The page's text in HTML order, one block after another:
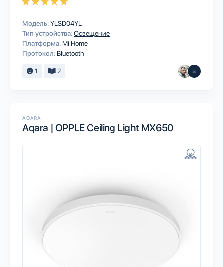
Модель:YLSD04YL
Тип устройства:Освещение
Платформа: Mi Home
Протокол: Bluetooth
1 2
AQARA
Aqara | OPPLE Ceiling Light MX650